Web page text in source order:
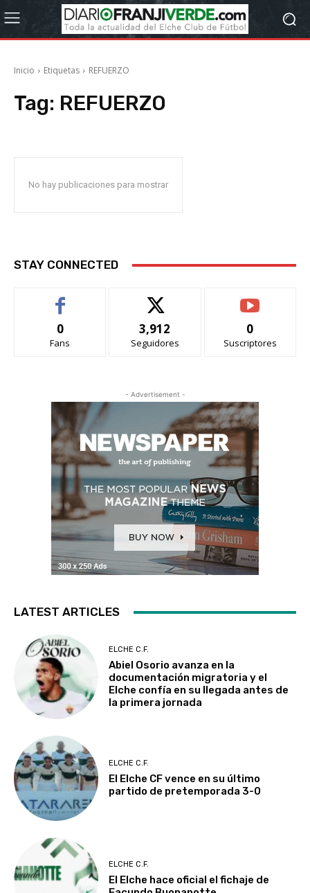
Inicio Etiquetas REFUERZO
Tag: REFUERZO
No hay publicaciones para mostrar
STAY CONNECTED
0
Fans
3,912
Seguidores
0
Suscriptores
- Advertisement -
LATEST ARTICLES
ELCHE C.F.
Abiel Osorio avanza en la
documentación migratoria y el
Elche confía en su llegada antes de
la primera jornada
ELCHE C.F.
El Elche CF vence en su último
partido de pretemporada 3-0
ELCHE C.F.
El Elche hace oficial el fichaje de